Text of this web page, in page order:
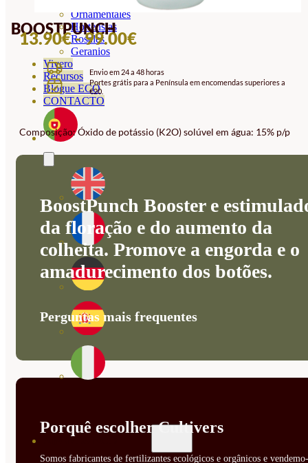
Ornamentales
Hortensias
Rosales
Geranios
Vivero
Recursos
Blogue ECO
CONTACTO
BOOSTPUNCH
13.90€-99.00€INTERVALO
PREÇOS:
99.00€
Envio em 24 a 48 horas
Portes grátis para a Península em encomendas superiores a
€20.
Composição: Óxido de potássio (K2O) solúvel em água: 15% p/p
BoostPunch Booster e
da floração e do aumento da
colheita. Promove a engorda e o
amadurecimento dos botões.
Perguntas mais frequentes
Porquê escolher Cultivers
Somos fabricantes de fertilizantes ecológicos e orgânicos e